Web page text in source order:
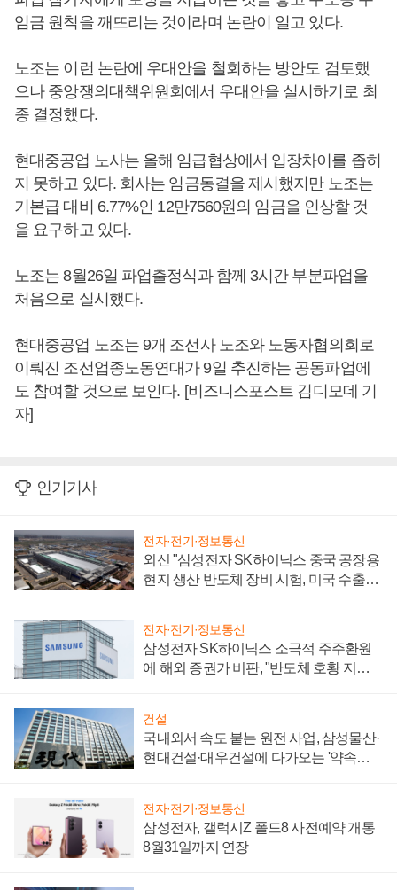
임금 원칙을 깨뜨리는 것이라며 논란이 일고 있다.
노조는 이런 논란에 우대안을 철회하는 방안도 검토했
으나 중앙쟁의대책위원회에서 우대안을 실시하기로 최
종 결정했다.
현대중공업 노사는 올해 임급협상에서 입장차이를 좁히
지 못하고 있다. 회사는 임금동결을 제시했지만 노조는
기본급 대비 6.77%인 12만7560원의 임금을 인상할 것
을 요구하고 있다.
노조는 8월26일 파업출정식과 함께 3시간 부분파업을
처음으로 실시했다.
현대중공업 노조는 9개 조선사 노조와 노동자협의회로
이뤄진 조선업종노동연대가 9일 추진하는 공동파업에
도 참여할 것으로 보인다. [비즈니스포스트 김디모데 기
자]
인기기사
전자·전기·정보통신
외신 "삼성전자 SK하이닉스 중국 공장용
현지 생산 반도체 장비 시험, 미국 수출통
전자·전기·정보통신
삼성전자 SK하이닉스 소극적 주주환원
에 해외 증권가 비판, "반도체 호황 지속
건설
국내외서 속도 붙는 원전 사업, 삼성물산·
현대건설·대우건설에 다가오는 '약속의
전자·전기·정보통신
삼성전자, 갤럭시Z 폴드8 사전예약 개통
8월31일까지 연장